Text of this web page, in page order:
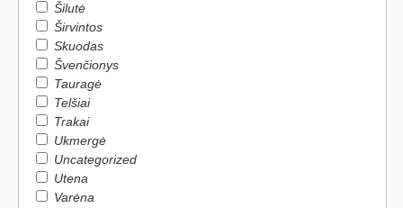
Šilutė
Širvintos
Skuodas
Švenčionys
Tauragė
Telšiai
Trakai
Ukmergė
Uncategorized
Utena
Varėna